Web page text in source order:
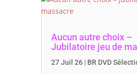
Aucun autre choix –
Jubilatoire jeu de
27 Juil 26| BR DVD